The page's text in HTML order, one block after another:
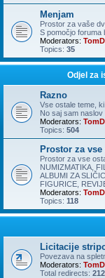
Menjam
Prostor za vaše
S pomočjo foruma
Moderators:
Topics: 35
Odjel za
Razno
Vse ostale teme,
No saj sam naslov
Moderators:
Topics: 504
Prostor za
Prostor za vse
NUMIZMATIKA,
ALBUMI ZA
FIGURICE,
Moderators:
Topics: 118
Licitacije
Povezava na
Moderators:
Total redirects: